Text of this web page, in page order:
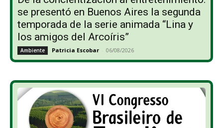
se presentó en Buenos Aires la segunda
temporada de la serie animada “Lina y
los amigos del Arcoíris”
Ambiente Patricia Escobar - 06/08/2026